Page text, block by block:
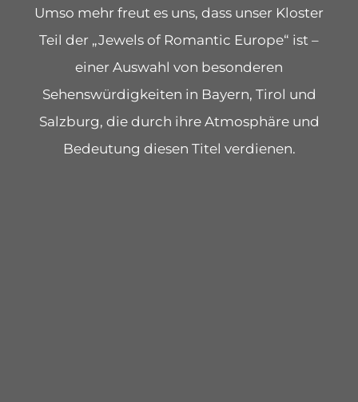
Umso mehr freut es uns, dass unser Kloster
Teil der „Jewels of Romantic Europe“ ist –
einer Auswahl von besonderen
Sehenswürdigkeiten in Bayern, Tirol und
Salzburg, die durch ihre Atmosphäre und
Bedeutung diesen Titel verdienen.